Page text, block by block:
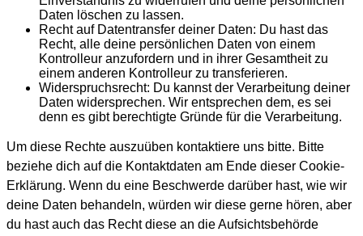
Daten löschen zu lassen.
Recht auf Datentransfer deiner Daten: Du hast das
Recht, alle deine persönlichen Daten von einem
Kontrolleur anzufordern und in ihrer Gesamtheit zu
einem anderen Kontrolleur zu transferieren.
Widerspruchsrecht: Du kannst der Verarbeitung deiner
Daten widersprechen. Wir entsprechen dem, es sei
denn es gibt berechtigte Gründe für die Verarbeitung.
Um diese Rechte auszuüben kontaktiere uns bitte. Bitte
beziehe dich auf die Kontaktdaten am Ende dieser Cookie-
Erklärung. Wenn du eine Beschwerde darüber hast, wie wir
deine Daten behandeln, würden wir diese gerne hören, aber
du hast auch das Recht diese an die Aufsichtsbehörde